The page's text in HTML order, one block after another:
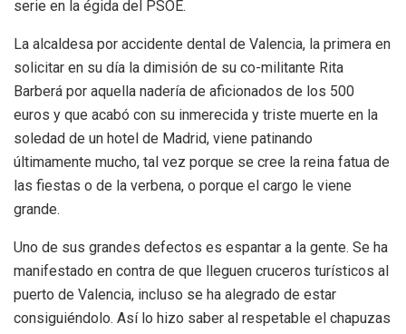
serie en la égida del PSOE.
La alcaldesa por accidente dental de Valencia, la primera en
solicitar en su día la dimisión de su co-militante Rita
Barberá por aquella nadería de aficionados de los 500
euros y que acabó con su inmerecida y triste muerte en la
soledad de un hotel de Madrid, viene patinando
últimamente mucho, tal vez porque se cree la reina fatua de
las fiestas o de la verbena, o porque el cargo le viene
grande.
Uno de sus grandes defectos es espantar a la gente. Se ha
manifestado en contra de que lleguen cruceros turísticos al
puerto de Valencia, incluso se ha alegrado de estar
consiguiéndolo. Así lo hizo saber al respetable el chapuzas